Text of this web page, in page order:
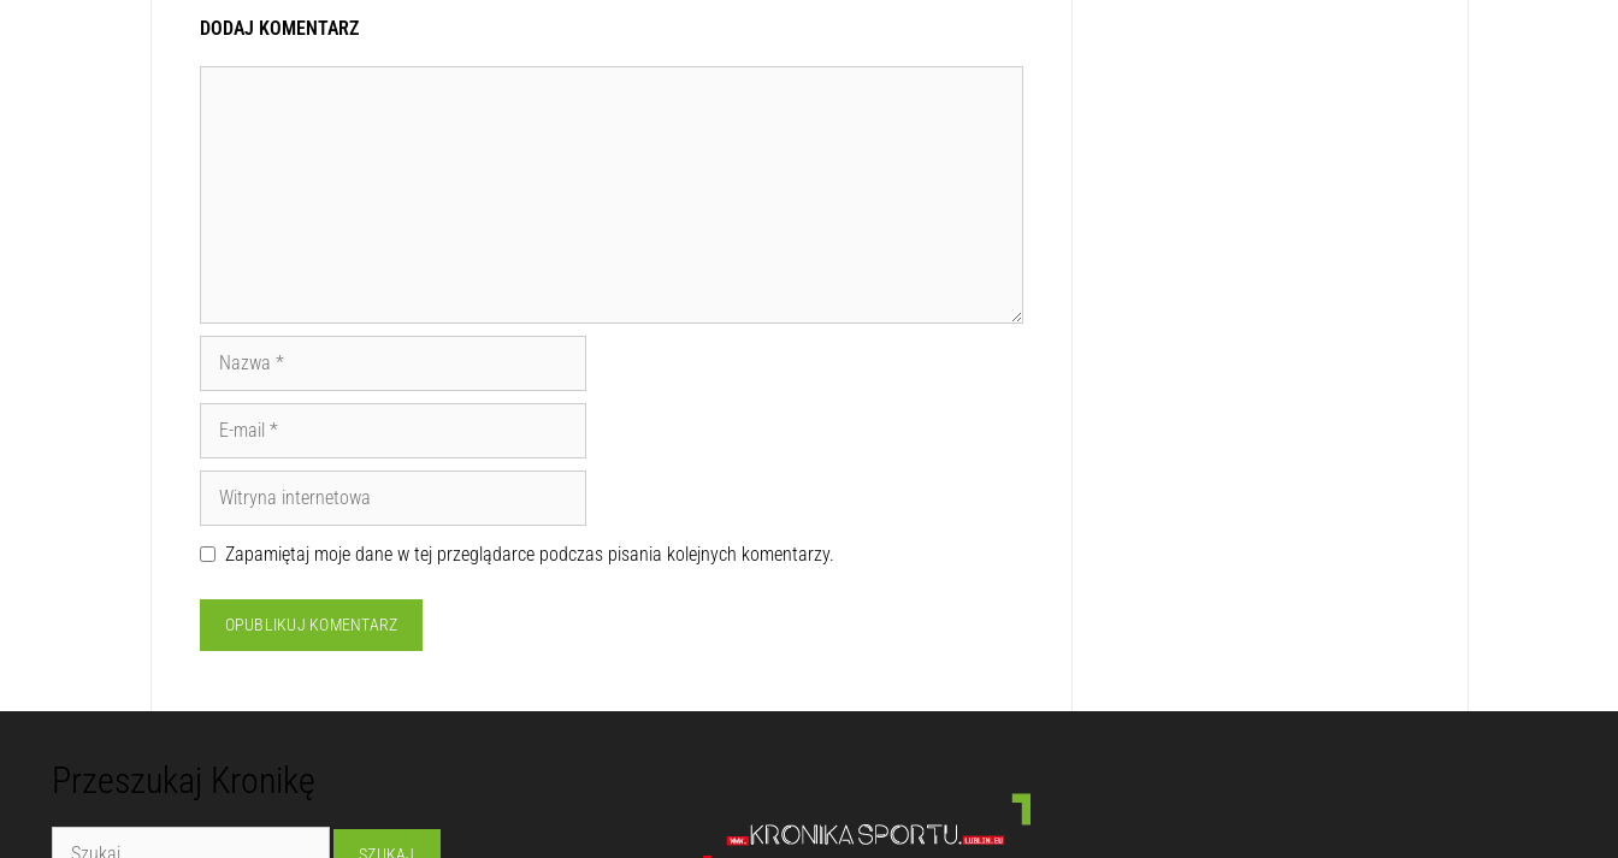
DODAJ KOMENTARZ
Zapamiętaj moje dane w tej przeglądarce podczas pisania kolejnych komentarzy.
Przeszukaj Kronikę